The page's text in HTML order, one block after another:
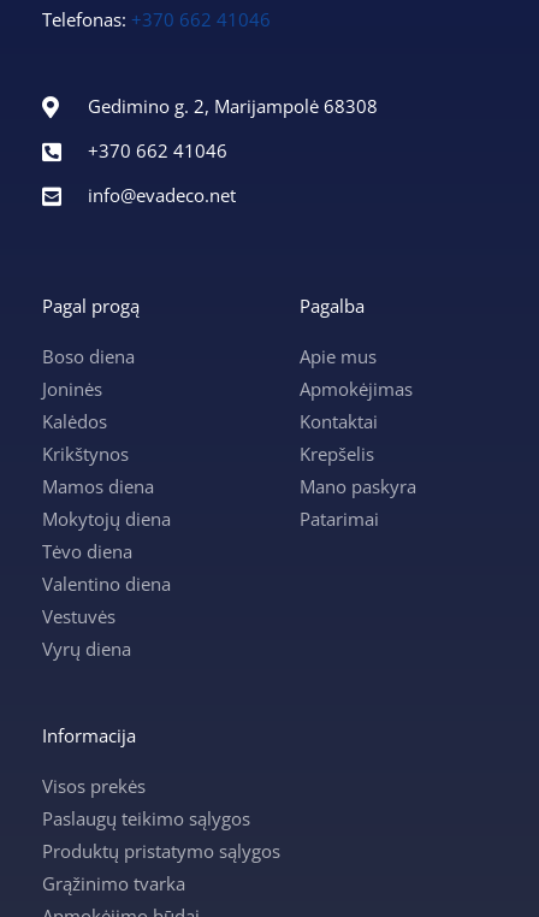
Telefonas: +370 662 41046
Gedimino g. 2, Marijampolė 68308
+370 662 41046
info@evadeco.net
Pagal progą
Boso diena
Joninės
Kalėdos
Krikštynos
Mamos diena
Mokytojų diena
Tėvo diena
Valentino diena
Vestuvės
Vyrų diena
Pagalba
Apie mus
Apmokėjimas
Kontaktai
Krepšelis
Mano paskyra
Patarimai
Informacija
Visos prekės
Paslaugų teikimo sąlygos
Produktų pristatymo sąlygos
Grąžinimo tvarka